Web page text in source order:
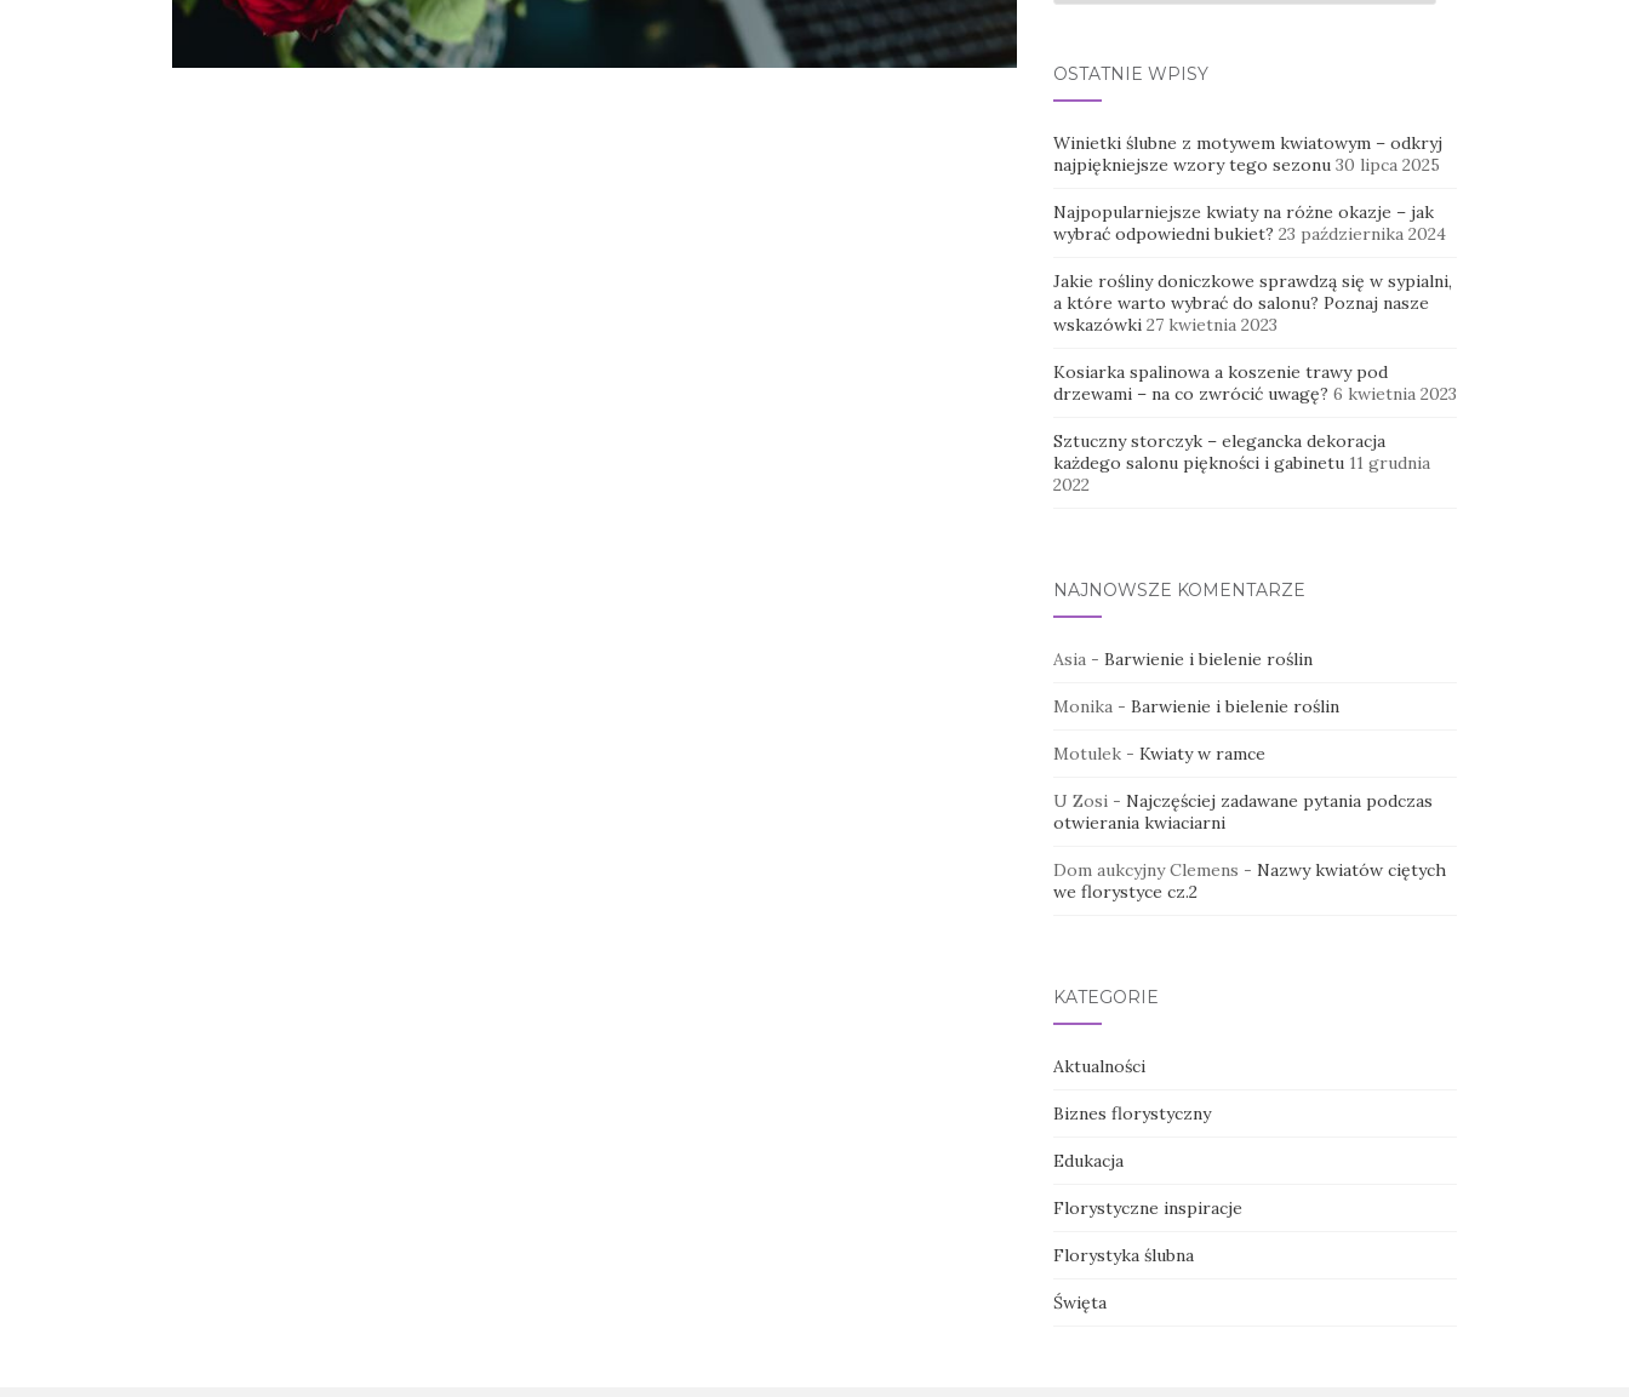
OSTATNIE WPISY
Winietki ślubne z motywem kwiatowym – odkryj
najpiękniejsze wzory tego sezonu 30 lipca 2025
Najpopularniejsze kwiaty na różne okazje – jak
wybrać odpowiedni bukiet? 23 października 2024
Jakie rośliny doniczkowe sprawdzą się w sypialni,
a które warto wybrać do salonu? Poznaj nasze
wskazówki 27 kwietnia 2023
Kosiarka spalinowa a koszenie trawy pod
drzewami – na co zwrócić uwagę? 6 kwietnia 2023
Sztuczny storczyk – elegancka dekoracja
każdego salonu piękności i gabinetu 11 grudnia
2022
NAJNOWSZE KOMENTARZE
Asia- Barwienie i bielenie roślin
Monika- Barwienie i bielenie roślin
Motulek- Kwiaty w ramce
U Zosi- Najczęściej zadawane pytania podczas
otwierania kwiaciarni
Dom aukcyjny Clemens - Nazwy kwiatów ciętych
we florystyce cz.2
KATEGORIE
Aktualności
Biznes florystyczny
Edukacja
Florystyczne inspiracje
Florystyka ślubna
Święta